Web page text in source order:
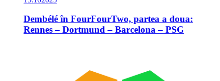
Dembélé în FourFourTwo, partea a doua:
Rennes – Dortmund – Barcelona – PSG